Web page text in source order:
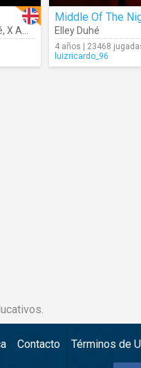
, X Ambassadors
Middle Of The
Elley Duhé
4 años | 23468
luizricardo_96
Contacto Términos de